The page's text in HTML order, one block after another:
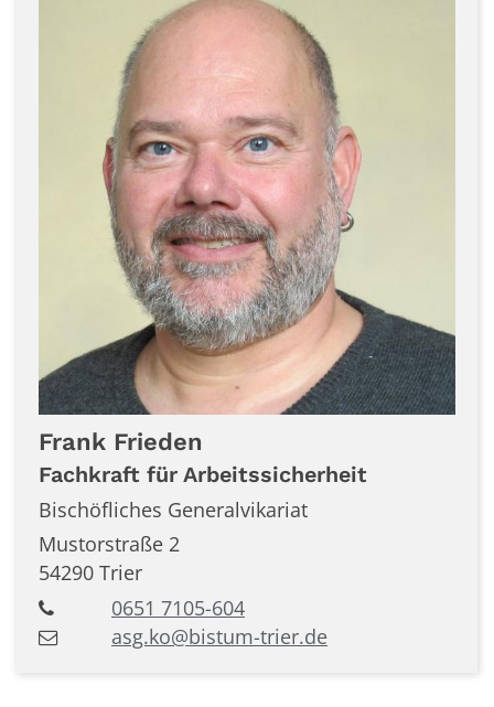
Frank Frieden
Fachkraft für Arbeitssicherheit
Bischöfliches Generalvikariat
Mustorstraße 2
54290 Trier
0651 7105-604
asg.ko@bistum-trier.de